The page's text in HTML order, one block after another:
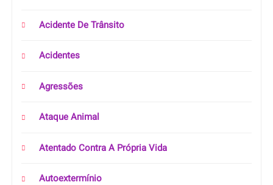
Acidente De Trânsito
Acidentes
Agressões
Ataque Animal
Atentado Contra A Própria Vida
Autoextermínio